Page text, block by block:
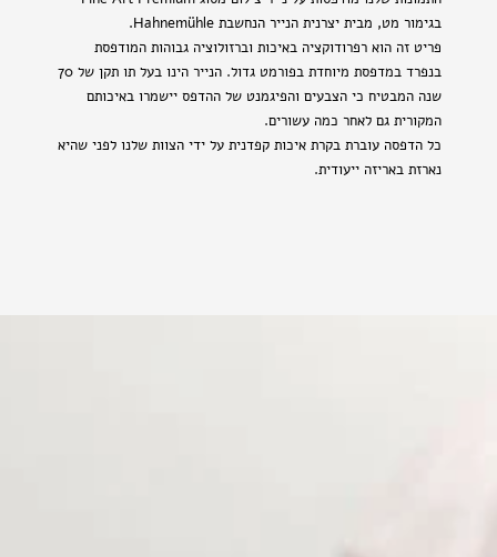
בגימור מט, מבית יצרנית הנייר הנחשבת Hahnemühle.
פריט זה הוא רפרודוקציה באיכות וברזולוציה גבוהות המודפסת
בנפרד במדפסת מיוחדת בפורמט גדול. הנייר הינו בעל תו תקן של 70
שנה המבטיח כי הצבעים והפיגמנט של ההדפס יישמרו באיכותם
המקורית גם לאחר כמה עשורים.
כל הדפסה עוברת בקרת איכות קפדנית על ידי הצוות שלנו לפני שהיא
נארזת באריזה ייעודית.